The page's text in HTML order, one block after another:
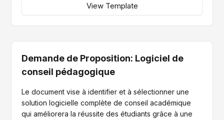
View Template
Demande de Proposition: Logiciel de
conseil pédagogique
Le document vise à identifier et à sélectionner une
solution logicielle complète de conseil académique
qui améliorera la réussite des étudiants grâce à une